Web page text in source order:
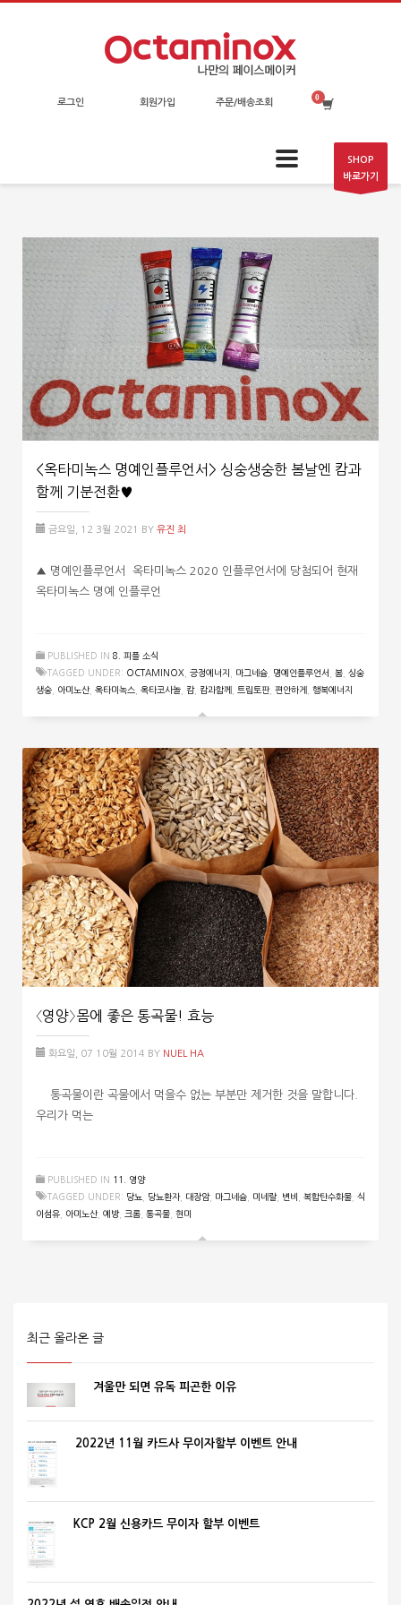
로그인 회원가입 주문/배송조회
SHOP
바로가기
<옥타미녹스 명예인플루언서> 싱숭생숭한 봄날엔 캄과
함께 기분전환♥
금요일, 12 3월 2021 BY 유진 최
▲ 명예인플루언서 옥타미녹스 2020 인플루언서에 당첨되어 현재
옥타미녹스 명예 인플루언
PUBLISHED IN 8. 피플 소식
TAGGED UNDER: OCTAMINOX 긍정에너지 마그네슘 명예인플루언서 봄 싱숭
생숭
아미노산, 옥타미녹스 옥타코사놀 캄, 캄과함께 트립토판, 편안하게 행복에너지
〈영양〉몸에 좋은 통곡물! 효능
화요일, 07 10월 2014 BY NUEL HA
통곡물이란 곡물에서 먹을수 없는 부분만 제거한 것을 말합니다.
우리가 먹는
PUBLISHED IN 11. 영양
TAGGED UNDER: 당뇨 당뇨환자, 대장암, 마그네슘 미네랄, 변비 복합탄수화물 식
이섬유
아미노산, 예방, 크롬 통곡물 현미
최근 올라온 글
겨울만 되면 유독 피곤한 이유
2022년 11월 카드사 무이자할부 이벤트 안내
KCP 2월 신용카드 무이자 할부 이벤트